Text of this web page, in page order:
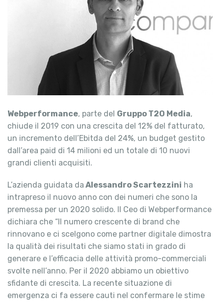
Webperformance, parte del Gruppo T2O Media,
chiude il 2019 con una crescita del 12% del fatturato,
un incremento dell’Ebitda del 24%, un budget gestito
dall’area paid di 14 milioni ed un totale di 10 nuovi
grandi clienti acquisiti.
L’azienda guidata da Alessandro Scartezzini ha
intrapreso il nuovo anno con dei numeri che sono la
premessa per un 2020 solido. Il Ceo di Webperformance
dichiara che “Il numero crescente di brand che
rinnovano e ci scelgono come partner digitale dimostra
la qualità dei risultati che siamo stati in grado di
generare e l’efficacia delle attività promo-commerciali
svolte nell’anno. Per il 2020 abbiamo un obiettivo
sfidante di crescita. La recente situazione di
emergenza ci fa essere cauti nel confermare le stime